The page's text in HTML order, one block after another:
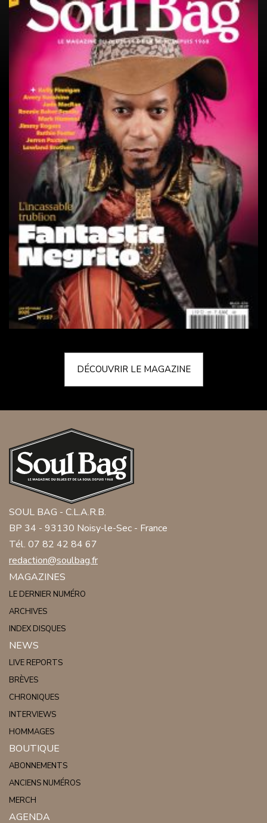
DÉCOUVRIR LE MAGAZINE
SOUL BAG - C.L.A.R.B.
BP 34 - 93130 Noisy-le-Sec - France
Tél. 07 82 42 84 67
redaction@soulbag.fr
MAGAZINES
LE DERNIER NUMÉRO
ARCHIVES
INDEX DISQUES
NEWS
LIVE REPORTS
BRÈVES
CHRONIQUES
INTERVIEWS
HOMMAGES
BOUTIQUE
ABONNEMENTS
ANCIENS NUMÉROS
MERCH
AGENDA